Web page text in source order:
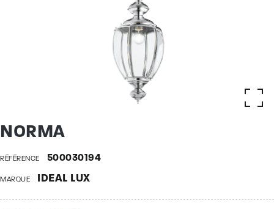
NORMA
RÉFÉRENCE 500030194
MARQUE IDEAL LUX